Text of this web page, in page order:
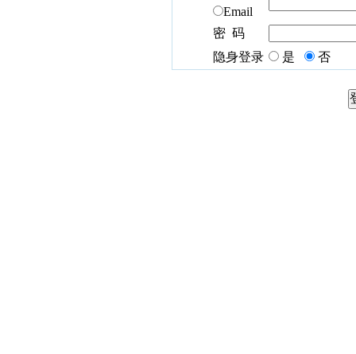
Email
密 码
隐身登录
是 否